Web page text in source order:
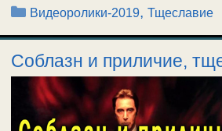
Рубрики
Видеоролики-2019,Тщеславие
Соблазн и приличие,